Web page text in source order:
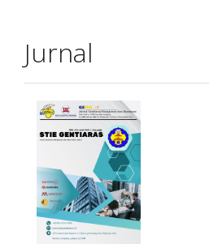
Jurnal